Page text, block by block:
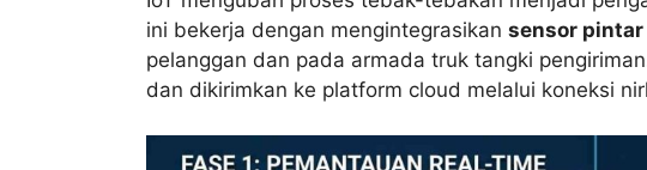
ini bekerja dengan mengintegrasikan sensor pintar
pelanggan dan pada armada truk tangki
dan dikirimkan ke platform cloud melalui koneksi